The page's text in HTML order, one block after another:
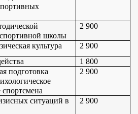
школы
2 900
культура
2 900
1 800
подготовка
2 900
ситуаций в
2 900